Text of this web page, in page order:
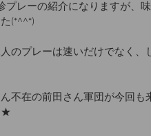
プレーの紹介になりますが、
(*^^*)
のプレーは速いだけでなく
不在の前田さん軍団が今回
★